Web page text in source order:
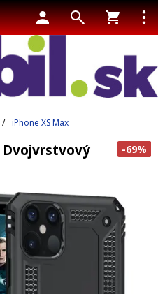
/ iPhone XS Max
-69%
Dvojvrstvový